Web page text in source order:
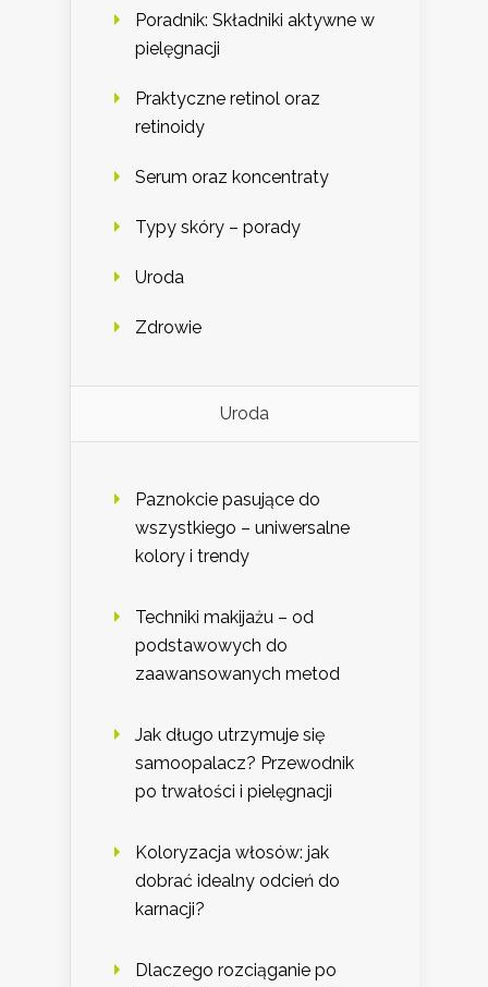
Poradnik: Składniki aktywne w
pielęgnacji
Praktyczne retinol oraz
retinoidy
Serum oraz koncentraty
Typy skóry – porady
Uroda
Zdrowie
Uroda
Paznokcie pasujące do
wszystkiego – uniwersalne
kolory i trendy
Techniki makijażu – od
podstawowych do
zaawansowanych metod
Jak długo utrzymuje się
samoopalacz? Przewodnik
po trwałości i pielęgnacji
Koloryzacja włosów: jak
dobrać idealny odcień do
karnacji?
Dlaczego rozciąganie po